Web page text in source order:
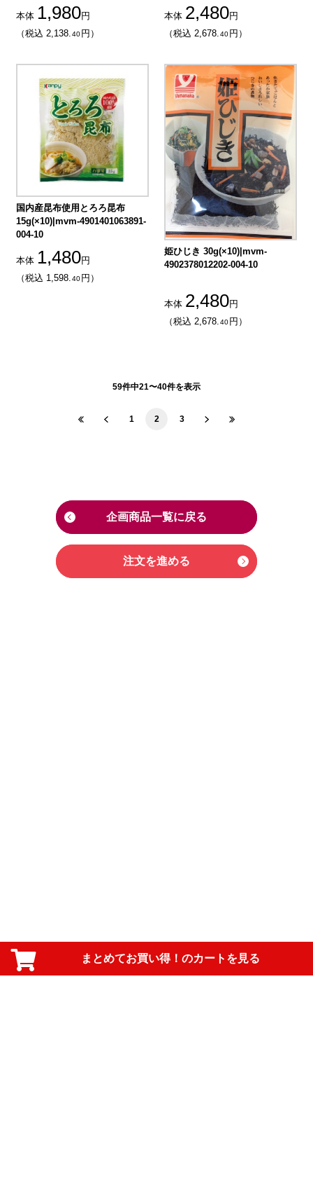
本体 1,980円
（税込 2,138. 40 円）
本体 2,480円
（税込 2,678. 40 円）
国内産昆布使用とろろ昆布
15g(×10)|mvm-4901401063891-
004-10
本体 1,480円
（税込 1,598. 40 円）
姫ひじき 30g(×10)|mvm-
4902378012202-004-10
本体 2,480円
（税込 2,678. 40 円）
59件中21〜40件を表示
1 2 3
企画商品一覧に戻る
注文を進める
まとめてお買い得！のカートを見る